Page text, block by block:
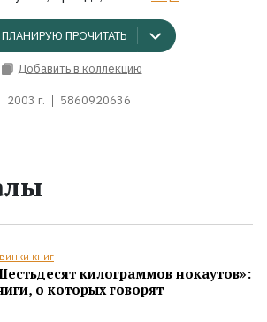
ПЛАНИРУЮ ПРОЧИТАТЬ
Добавить в коллекцию
2003 г. 5860920636
книг
килограммов нокаутов»:
о которых говорят